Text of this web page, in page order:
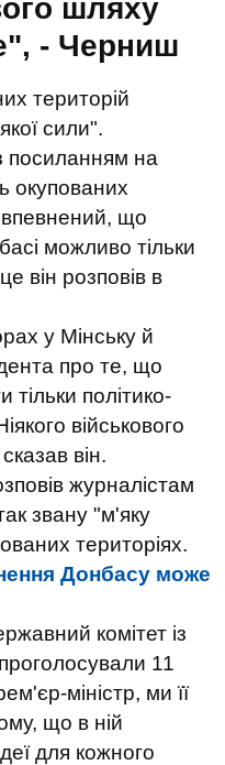
шляху
- Черниш
територій
сили".
посиланням на
окупованих
що
можливо тільки
він розповів в
у Мінську й
про те, що
тільки політико-
військового
він.
журналістам
звану "м'яку
територіях.
Донбасу може
комітет із
11
міністр, ми її
що в ній
для кожного